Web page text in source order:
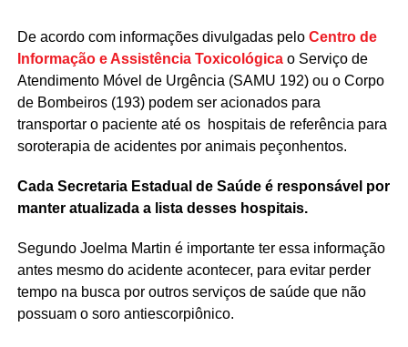
De acordo com informações divulgadas pelo Centro de
Informação e Assistência Toxicológicao Serviço de
Atendimento Móvel de Urgência (SAMU 192) ou o Corpo
de Bombeiros (193) podem ser acionados para
transportar o paciente até os hospitais de referência para
soroterapia de acidentes por animais peçonhentos.
Cada Secretaria Estadual de Saúde é responsável por
manter atualizada a lista desses hospitais.
Segundo Joelma Martin é importante ter essa informação
antes mesmo do acidente acontecer, para evitar perder
tempo na busca por outros serviços de saúde que não
possuam o soro antiescorpiônico.